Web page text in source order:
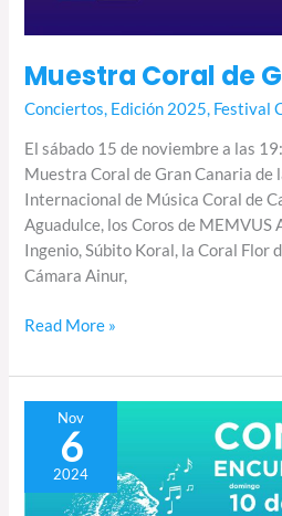
Muestra Coral de
Conciertos, Edición 2025, Festival
El sábado 15 de noviembre a las
Muestra Coral de Gran Canaria de
Internacional de Música Coral de
Aguadulce, los Coros de MEMVUS
Ingenio, Súbito Koral, la Coral Flor
Cámara Ainur,
Read More »
Nov
6
2024
Encuentro
el